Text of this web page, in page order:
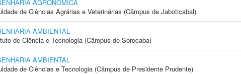
AGRONÔMICA
de Ciências Agrárias e Veterinárias (Câmpus de Jaboticabal)
AMBIENTAL
de Ciência e Tecnologia (Câmpus de Sorocaba)
AMBIENTAL
de Ciências e Tecnologia (Câmpus de Presidente Prudente)